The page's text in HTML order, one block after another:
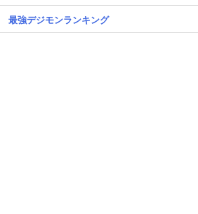
最強デジモンランキング